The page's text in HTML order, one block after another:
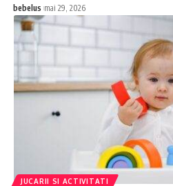
bebelus mai 29, 2026
JUCARII SI ACTIVITATI